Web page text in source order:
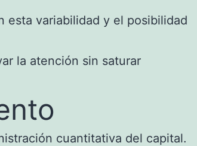
esta variabilidad y el posibilidad
la atención sin saturar
cuantitativa del capital.